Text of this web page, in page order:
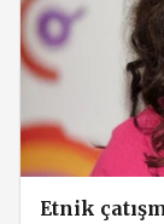
Etnik